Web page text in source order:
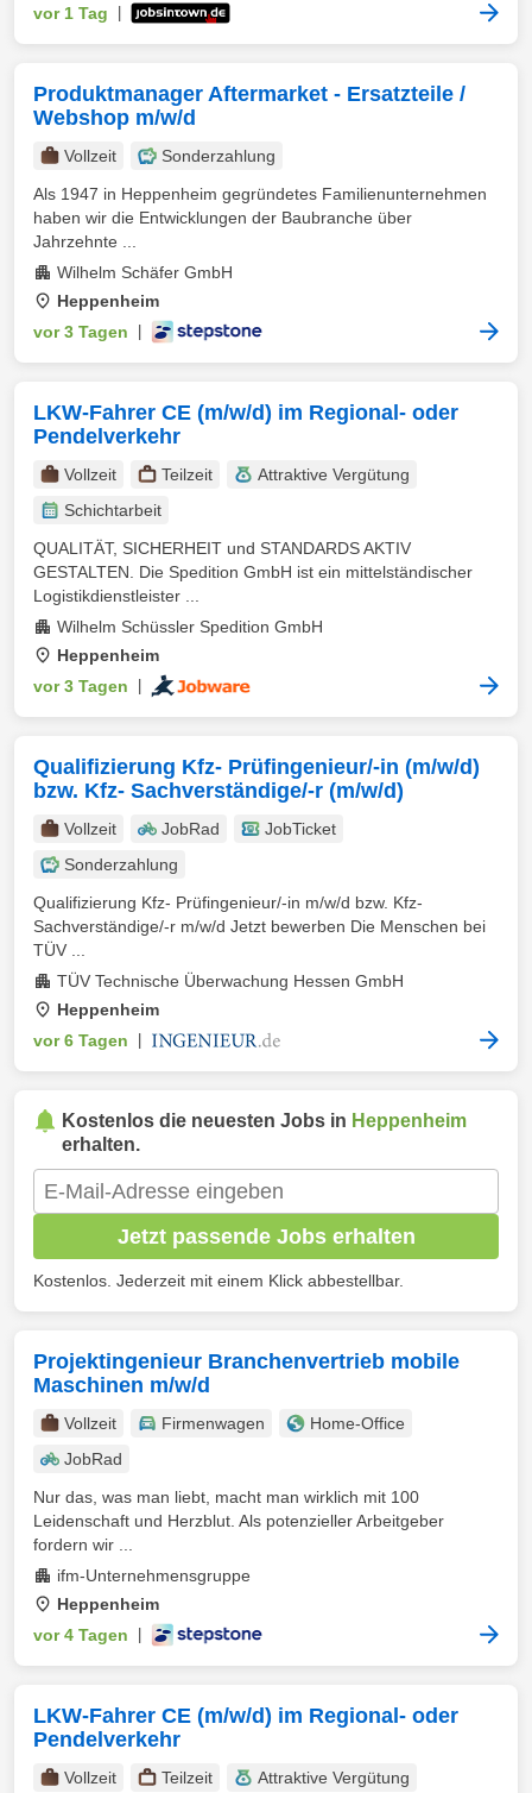
vor 1 Tag
Produktmanager Aftermarket - Ersatzteile /
Webshop m/w/d
Vollzeit
Sonderzahlung
Als 1947 in Heppenheim gegründetes Familienunternehmen
haben wir die Entwicklungen der Baubranche über
Jahrzehnte ...
Wilhelm Schäfer GmbH
Heppenheim
vor 3 Tagen
LKW-Fahrer CE (m/w/d) im Regional- oder
Pendelverkehr
Vollzeit Teilzeit
Attraktive Vergütung
Schichtarbeit
QUALITÄT, SICHERHEIT und STANDARDS AKTIV
GESTALTEN. Die Spedition GmbH ist ein mittelständischer
Logistikdienstleister ...
Wilhelm Schüssler Spedition GmbH
Heppenheim
vor 3 Tagen
Qualifizierung Kfz- Prüfingenieur/-in (m/w/d)
bzw. Kfz- Sachverständige/-r (m/w/d)
Vollzeit JobRad
JobTicket
Sonderzahlung
Qualifizierung Kfz- Prüfingenieur/-in m/w/d bzw. Kfz-
Sachverständige/-r m/w/d Jetzt bewerben Die Menschen bei
TÜV ...
TÜV Technische Überwachung Hessen GmbH
Heppenheim
vor 6 Tagen
Kostenlos die neuesten Jobs in Heppenheim
erhalten.
Jetzt passende Jobs erhalten
Kostenlos. Jederzeit mit einem Klick abbestellbar.
Projektingenieur Branchenvertrieb mobile
Maschinen m/w/d
Vollzeit Firmenwagen
Home-Office
JobRad
Nur das, was man liebt, macht man wirklich mit 100
Leidenschaft und Herzblut. Als potenzieller Arbeitgeber
fordern wir ...
ifm-Unternehmensgruppe
Heppenheim
vor 4 Tagen
LKW-Fahrer CE (m/w/d) im Regional- oder
Pendelverkehr
Vollzeit Teilzeit Attraktive Vergütung